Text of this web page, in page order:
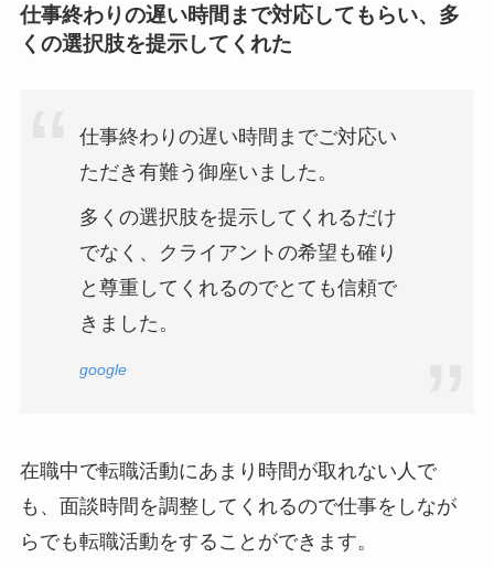
仕事終わりの遅い時間まで対応してもらい、多
くの選択肢を提示してくれた
仕事終わりの遅い時間までご対応い
ただき有難う御座いました。
多くの選択肢を提示してくれるだけ
でなく、クライアントの希望も確り
と尊重してくれるのでとても信頼で
きました。
google
在職中で転職活動にあまり時間が取れない人で
も、面談時間を調整してくれるので仕事をしなが
らでも転職活動をすることができます。